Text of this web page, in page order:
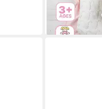
49,90 €
lieferbar - in